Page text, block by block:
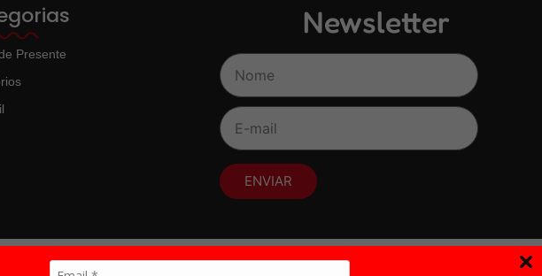
Presente
Newsletter
ENVIAR
pela quantidade de homens e mulheres.